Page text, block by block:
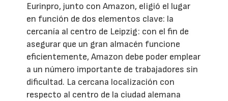
Eurinpro, junto con Amazon, eligió el lugar
en función de dos elementos clave: la
cercanía al centro de Leipzig: con el fin de
asegurar que un gran almacén funcione
eficientemente, Amazon debe poder emplear
a un número importante de trabajadores sin
dificultad. La cercana localización con
respecto al centro de la ciudad alemana